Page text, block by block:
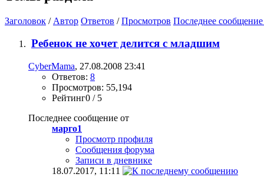
Заголовок / Автор Ответов /Просмотров Последнее сообщение
Ребенок не хочет делится с младшим
CyberMama, 27.08.2008 23:41
Ответов: 8
Просмотров: 55,194
Рейтинг0 / 5
Последнее сообщение от
марго1
Просмотр профиля
Сообщения форума
Записи в дневнике
18.07.2017, 11:11